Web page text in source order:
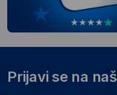
Prijavi se na